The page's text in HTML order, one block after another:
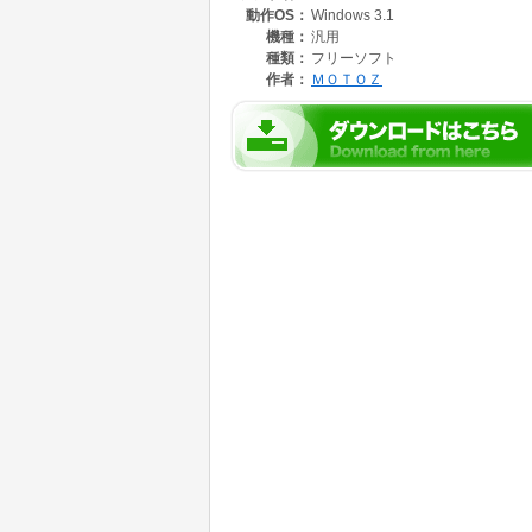
まず、プログラムマネージャかファイルマネ
起動してください。
あとは６０秒間ひたすら子ウィンドウをクロー
動作OS： Windows 3.1
機種： 汎用
種類： フリーソフト
作者：
ＭＯＴＯＺ